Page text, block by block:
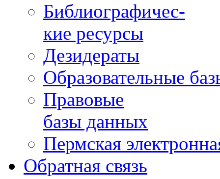
Библиографичес-
кие ресурсы
Дезидераты
Образовательные
Правовые
базы данных
Пермская
Обратная связь